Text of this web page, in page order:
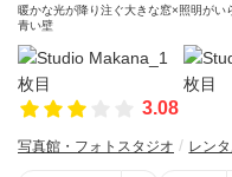
暖かな光が降り注ぐ大きな窓×照明が
青い壁
3.08
写真館・フォトスタジオ レン